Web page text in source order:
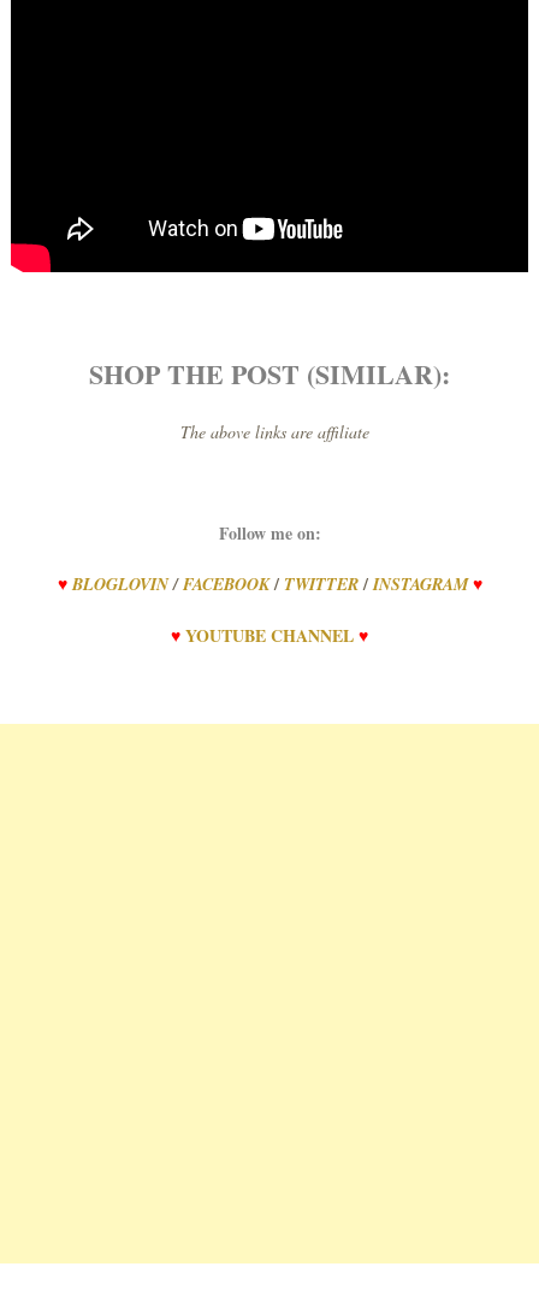
SHOP THE POST (SIMILAR):
The above links are affiliate
Follow me on:
♥ BLOGLOVIN/FACEBOOK / TWITTER / INSTAGRAM ♥
♥YOUTUBE CHANNEL♥